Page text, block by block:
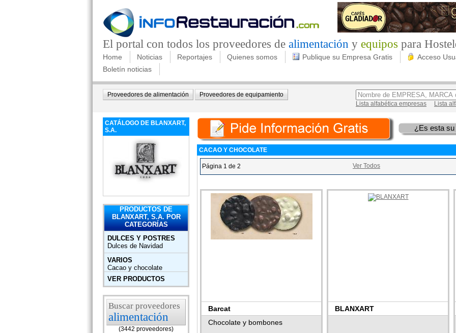
El portal con todos los proveedores de alimentación y equipos para
Home Noticias Reportajes Quienes somos Publique su Empresa Gratis
Acceso
Boletín noticias
Proveedores de alimentación
Proveedores de equipamiento
Lista alfabética empresas
Lista
CATÁLOGO DE BLANXART,
S.A.
PRODUCTOS DE
BLANXART, S.A. POR
CATEGORÍAS
DULCES Y POSTRES
Dulces de Navidad
VARIOS
Cacao y chocolate
VER PRODUCTOS
Buscar proveedores
alimentación
(3442 proveedores)
¿Es esta
CACAO Y CHOCOLATE
Página 1 de 2 Ver Todos
Barcat
Chocolate y bombones
BLANXART